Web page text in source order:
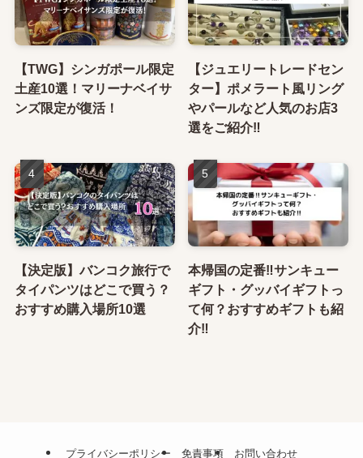
【TWG】シンガポール限定
土産10選！マリーナベイサ
ンズ限定が復活！
【ジュエリートレードセン
ター】ポメラート風リング
やパールなど人気のお店3
選をご紹介‼
【決定版】バンコク旅行で
タイパンツはどこで買う？
おすすめ購入場所10選
本帰国の定番‼サンキュー
ギフト・グッバイギフトっ
て何？おすすめギフトも紹
介‼
プライバシーポリシー 免責事項 お問い合わせ